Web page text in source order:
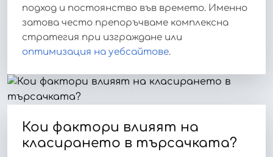
подход и постоянство във времето. Именно
затова често препоръчваме комплексна
стратегия при изграждане или
оптимизация на уебсайтове.
Кои фактори влияят на
класирането в търсачката?